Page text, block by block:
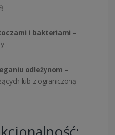
i bakteriami –
odleżynom –
lub z ograniczoną